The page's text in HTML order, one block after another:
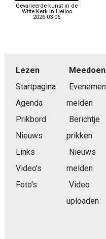
Gevarieerde kunst in de
Witte Kerk in Heiloo
2026-03-06
Lezen
Startpagina
Agenda
Prikbord
Nieuws
Links
Video's
Foto's
Meedoen
melden
Berichtje
prikken
Nieuws
melden
Video
uploaden